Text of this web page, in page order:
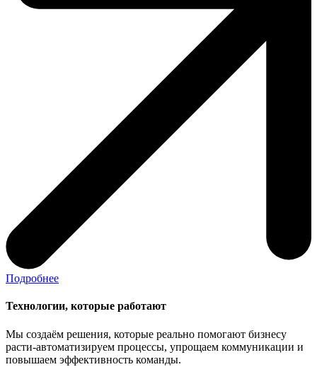
Подробнее
Технологии, которые работают
Мы создаём решения, которые реально помогают бизнесу
расти-автоматизируем процессы, упрощаем коммуникации и
повышаем эффективность команды.